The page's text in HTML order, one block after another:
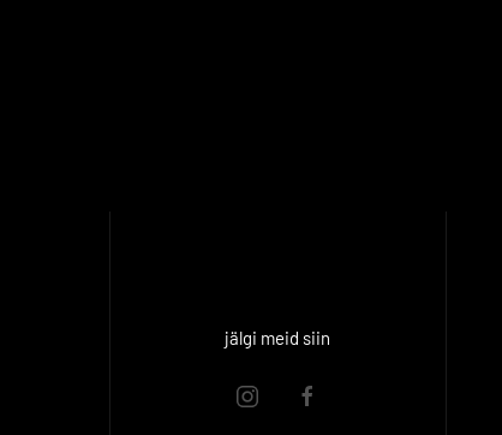
jälgi meid siin